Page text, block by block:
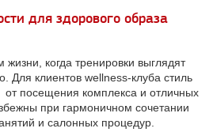
для здорового образа
жизни, когда тренировки выглядят
Для клиентов wellness-клуба стиль
от посещения комплекса и отличных
при гармоничном сочетании
и салонных процедур.